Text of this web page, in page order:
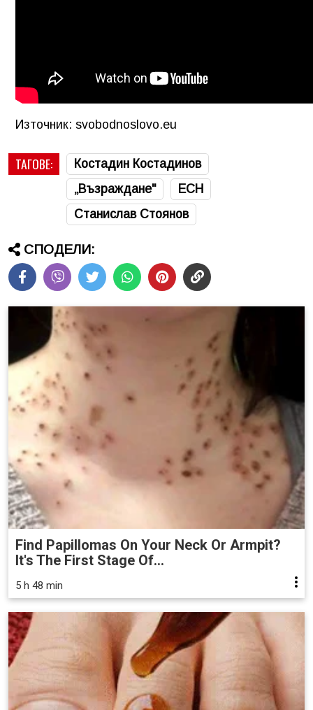
Източник: svobodnoslovo.eu
ТАГОВЕ:
Костадин Костадинов
„Възраждане"
ЕСН
Станислав Стоянов
СПОДЕЛИ:
Find Papillomas On Your Neck Or Armpit?
It's The First Stage Of...
5 h 48 min